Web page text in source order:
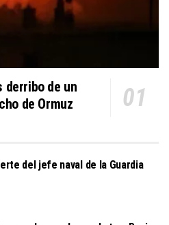
derribo de un
de Ormuz
del jefe naval de la Guardia